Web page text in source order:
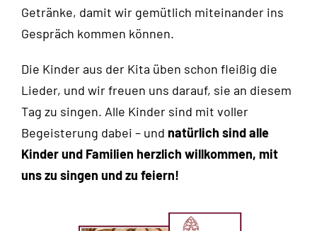
Getränke, damit wir gemütlich miteinander ins
Gespräch kommen können.
Die Kinder aus der Kita üben schon fleißig die
Lieder, und wir freuen uns darauf, sie an diesem
Tag zu singen. Alle Kinder sind mit voller
Begeisterung dabei – und natürlich sind alle
Kinder und Familien herzlich willkommen, mit
uns zu singen und zu feiern!